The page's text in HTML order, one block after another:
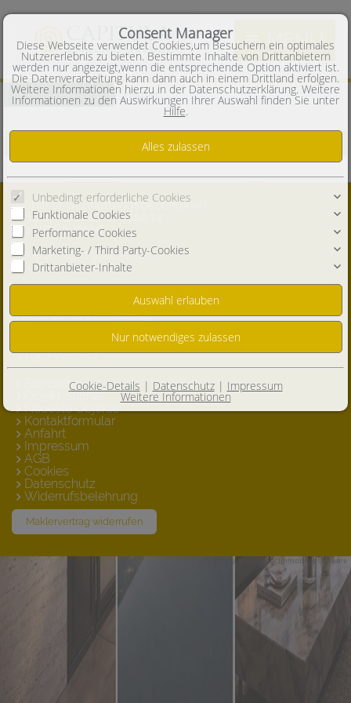
MENÜ
Wohnimmobilien Häuser
Zur Zeit sind keine Objekte in dieser Rubrik vorhanden.
Capitula UG (haftungsbeschränkt)
Eduard-Steinle-strasse 14
70619 Stuttgart
Telefon:+49 15782211620
info@capitula.eu
Steuernummer: 99066/25234
Handelsregisternr.: HRB 801732
USt-IdNr.: 99066/25234
Virgile Vasseur
Startseite
Objekt Suche
Neueste Objekte
Kontaktformular
Anfahrt
Impressum
AGB
Cookies
Datenschutz
Widerrufsbelehrung
Maklervertrag widerrufen
professional Immobiliensoftware
Consent Manager
Diese Webseite verwendet Cookies,um Besuchern ein optimales
Nutzererlebnis zu bieten. Bestimmte Inhalte von Drittanbietern
werden nur angezeigt,wenn die entsprechende Option aktiviert ist.
Die Datenverarbeitung kann dann auch in einem Drittland erfolgen.
Weitere Informationen hierzu in der Datenschutzerklärung. Weitere
Informationen zu den Auswirkungen Ihrer Auswahl finden Sie unter
Hilfe.
Unbedingt erforderliche Cookies
Funktionale Cookies
Performance Cookies
Marketing- / Third Party-Cookies
Drittanbieter-Inhalte
Cookie-Details | Datenschutz| Impressum
Weitere Informationen